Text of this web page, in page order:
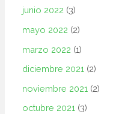
junio 2022 (3)
mayo 2022 (2)
marzo 2022 (1)
diciembre 2021 (2)
noviembre 2021 (2)
octubre 2021 (3)